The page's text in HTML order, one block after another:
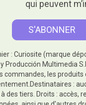
qui peuvent
: Curiosite (marque
Producción Multimedia
les produits
:
des tiers. Droits : accès,